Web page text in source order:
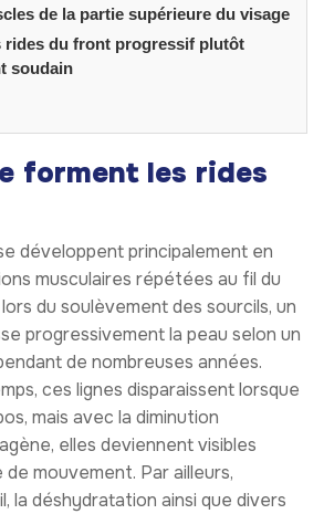
de la partie supérieure du visage
rides du front progressif plutôt
soudain
forment les rides
développent principalement en
musculaires répétées au fil du
du soulèvement des sourcils, un
progressivement la peau selon un
de nombreuses années.
ces lignes disparaissent lorsque
mais avec la diminution
elles deviennent visibles
de mouvement. Par ailleurs,
la déshydratation ainsi que divers